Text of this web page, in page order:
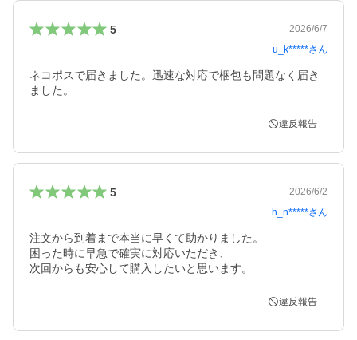
5
2026/6/7
u_k*****さん
ネコポスで届きました。迅速な対応で梱包も問題なく届き
ました。
違反報告
5
2026/6/2
h_n*****さん
注文から到着まで本当に早くて助かりました。
困った時に早急で確実に対応いただき、
次回からも安心して購入したいと思います。
違反報告